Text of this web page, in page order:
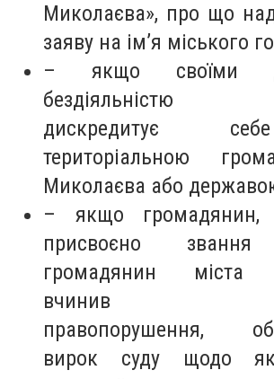
Миколаєва», про що
заяву на ім’я міського
– якщо своїми
бездіяльністю
дискредитує
територіальною
Миколаєва або
– якщо громадянин,
присвоєно звання
громадянин міста
вчинив
правопорушення,
вирок суду щодо